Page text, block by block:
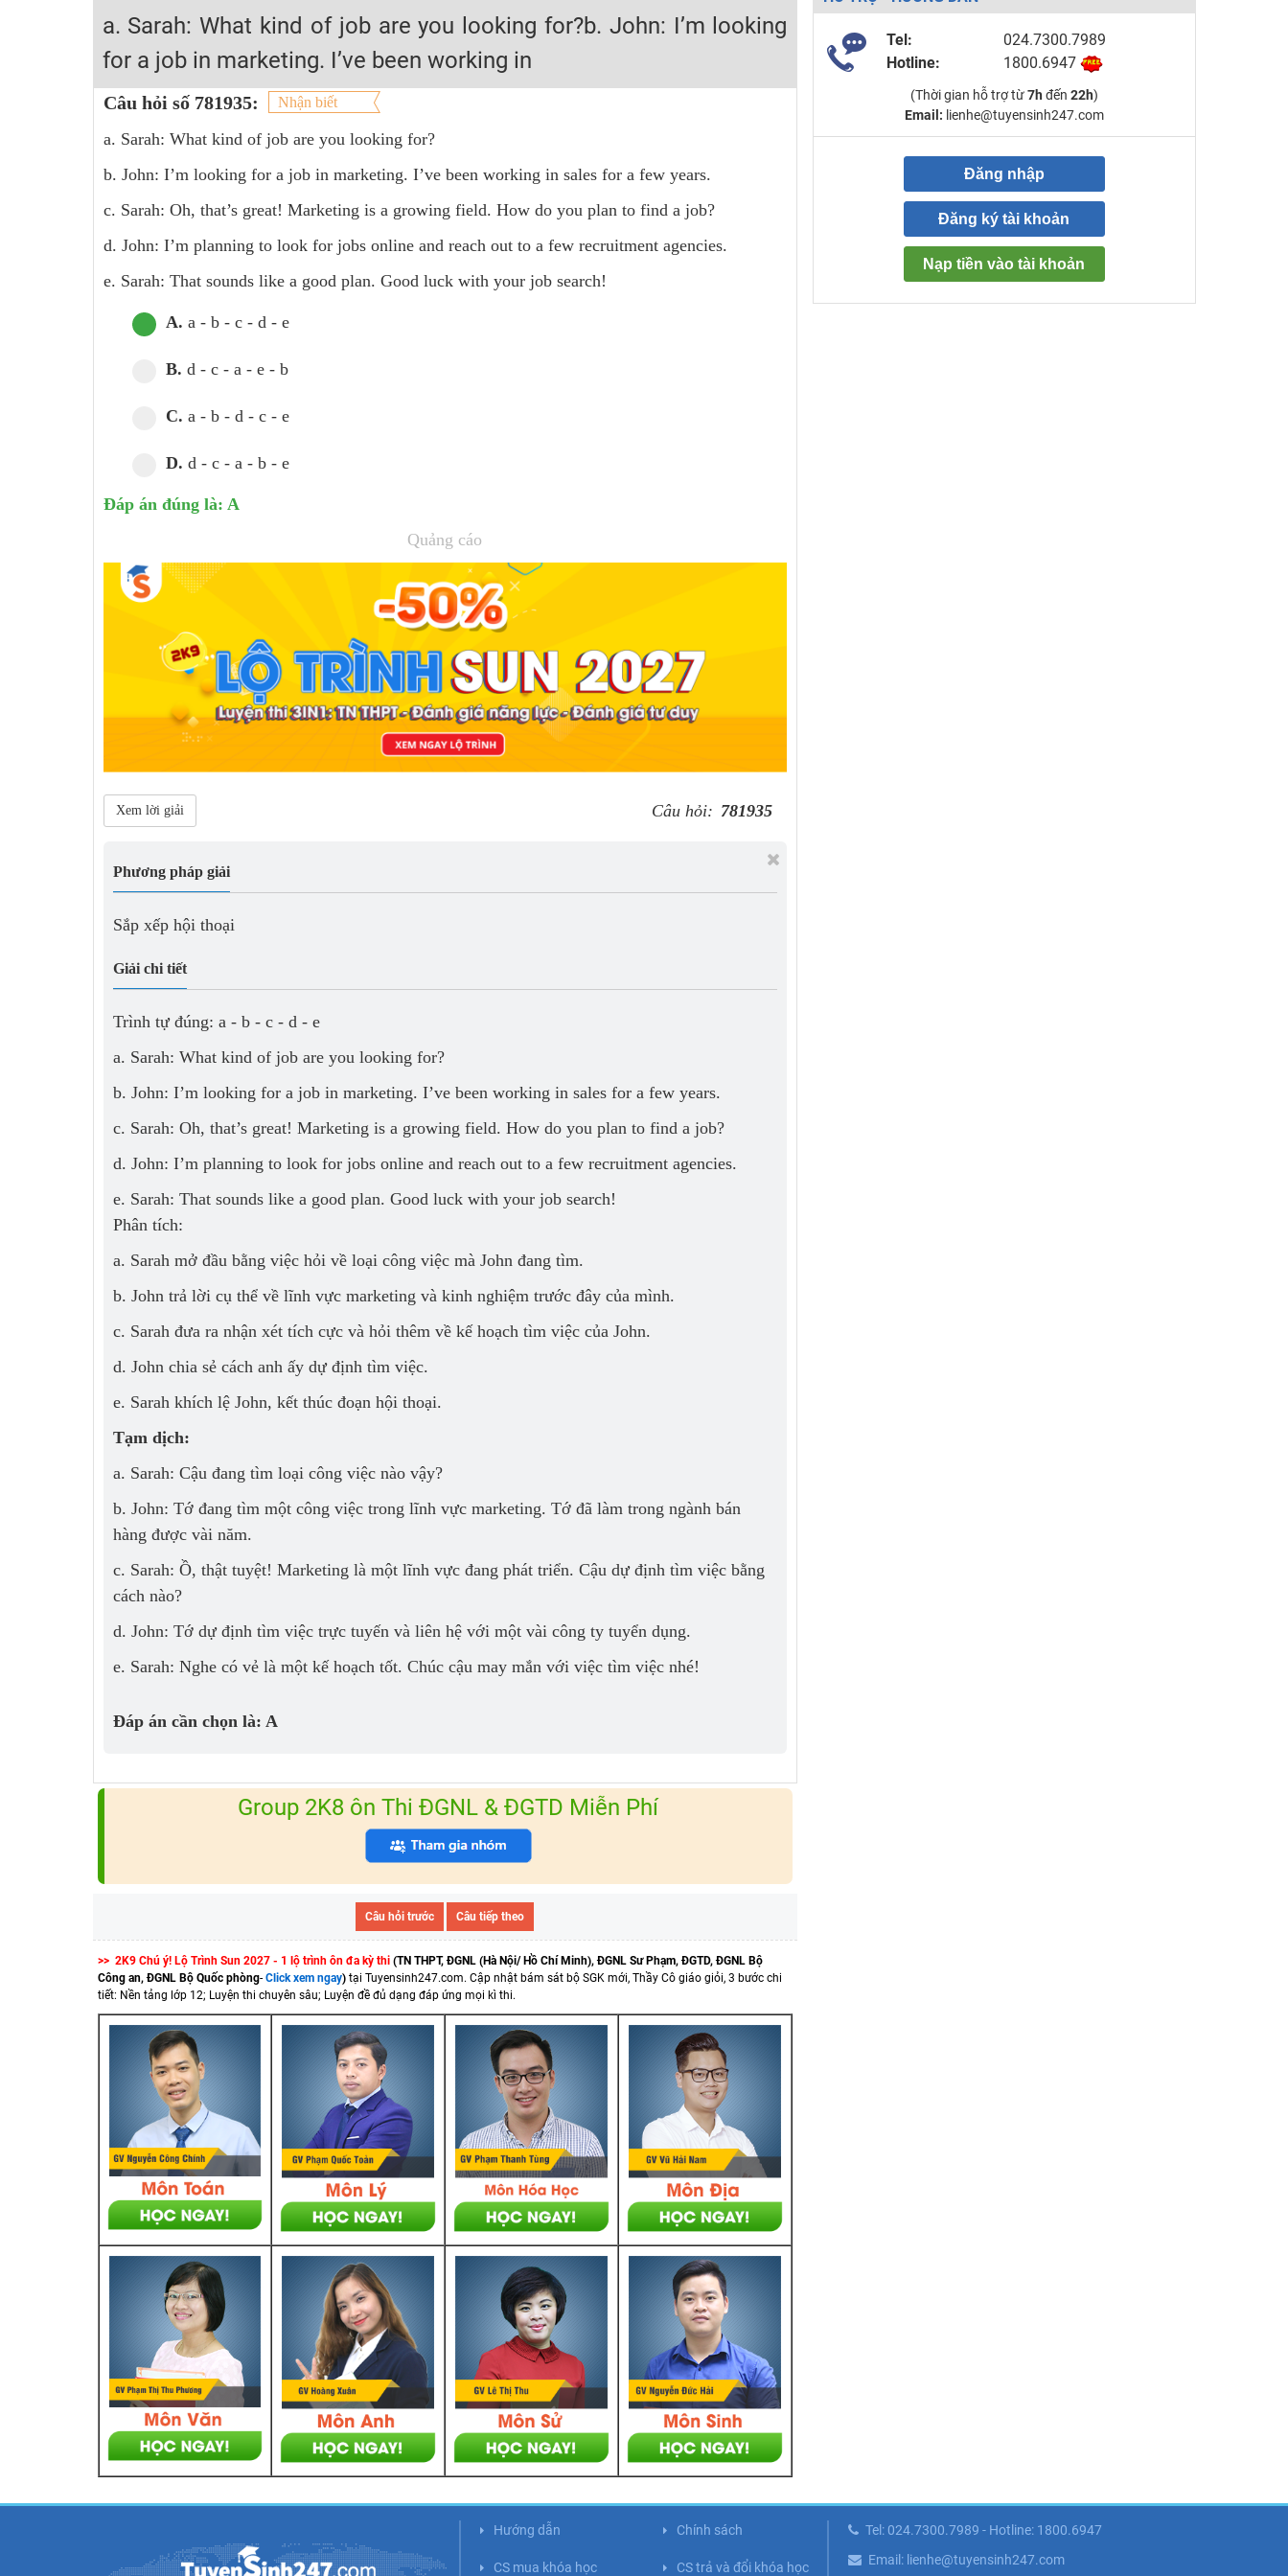
Học online lớp 2 với thầy cô giáo giỏi, nổi tiếng
Hot! Lễ hội đồng giá 449K - 499K toàn bộ khoá học tại Tuyensinh247 (Từ 16-18/07/2025)
Khuyến Mãi Khoá Học 1K Chỉ Từ 11-13/09/2024
Đồng giá khóa học 499K - 399K (13/11-15/11)
Khai giảng các khóa lớp 9 Toán - Lý - Hóa - Văn - Anh năm 2018
a. Sarah: What kind of job are you looking for?b. John: I’m looking
for a job in marketing. I’ve been working in
Câu hỏi số 781935: Nhận biết
a. Sarah: What kind of job are you looking for?
b. John: I’m looking for a job in marketing. I’ve been working in sales for a few years.
c. Sarah: Oh, that’s great! Marketing is a growing field. How do you plan to find a job?
d. John: I’m planning to look for jobs online and reach out to a few recruitment agencies.
e. Sarah: That sounds like a good plan. Good luck with your job search!
A. a - b - c - d - e
B. d - c - a - e - b
C. a - b - d - c - e
D. d - c - a - b - e
Đáp án đúng là: A
Quảng cáo
Xem lời giải Câu hỏi: 781935
Phương pháp giải
Sắp xếp hội thoại
Giải chi tiết
Trình tự đúng: a - b - c - d - e
a. Sarah: What kind of job are you looking for?
b. John: I’m looking for a job in marketing. I’ve been working in sales for a few years.
c. Sarah: Oh, that’s great! Marketing is a growing field. How do you plan to find a job?
d. John: I’m planning to look for jobs online and reach out to a few recruitment agencies.
e. Sarah: That sounds like a good plan. Good luck with your job search!
Phân tích:
a. Sarah mở đầu bằng việc hỏi về loại công việc mà John đang tìm.
b. John trả lời cụ thể về lĩnh vực marketing và kinh nghiệm trước đây của mình.
c. Sarah đưa ra nhận xét tích cực và hỏi thêm về kế hoạch tìm việc của John.
d. John chia sẻ cách anh ấy dự định tìm việc.
e. Sarah khích lệ John, kết thúc đoạn hội thoại.
Tạm dịch:
a. Sarah: Cậu đang tìm loại công việc nào vậy?
b. John: Tớ đang tìm một công việc trong lĩnh vực marketing. Tớ đã làm trong ngành bán
hàng được vài năm.
c. Sarah: Ồ, thật tuyệt! Marketing là một lĩnh vực đang phát triển. Cậu dự định tìm việc bằng
cách nào?
d. John: Tớ dự định tìm việc trực tuyến và liên hệ với một vài công ty tuyển dụng.
e. Sarah: Nghe có vẻ là một kế hoạch tốt. Chúc cậu may mắn với việc tìm việc nhé!
Đáp án cần chọn là: A
Group 2K8 ôn Thi ĐGNL & ĐGTD Miễn Phí
Câu hỏi trước Câu tiếp theo
>> 2K9 Chú ý! Lộ Trình Sun 2027 - 1 lộ trình ôn đa kỳ thi (TN THPT, ĐGNL (Hà Nội/ Hồ Chí Minh), ĐGNL Sư Phạm, ĐGTD, ĐGNL Bộ
Công an, ĐGNL Bộ Quốc phòng- Click xem ngay)tại Tuyensinh247.com. Cập nhật bám sát bộ SGK mới, Thầy Cô giáo giỏi, 3 bước chi
tiết: Nền tảng lớp 12; Luyện thi chuyên sâu; Luyện đề đủ dạng đáp ứng mọi kì thi.
Tel:
024.7300.7989
Hotline:
1800.6947
(Thời gian hỗ trợ từ7h đến 22h)
Email: lienhe@tuyensinh247.com
Đăng nhập
Đăng ký tài khoản
Nạp tiền vào tài khoản
Hướng dẫn Chính sách
CS mua khóa học CS trả và đổi khóa học
Tel: 024.7300.7989 - Hotline: 1800.6947
Email: lienhe@tuyensinh247.com